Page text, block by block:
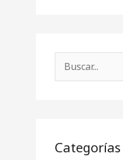
a
Categorías